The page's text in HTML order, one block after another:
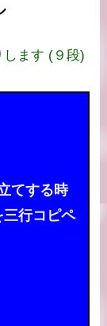
します (９段)
てする時
行コピペ